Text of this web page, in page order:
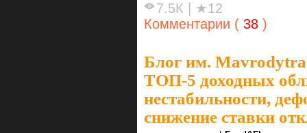
7.5К
★12
Комментарии ( 38 )
Блог им.
ТОП-5 доходных
нестабильности,
снижение ставки